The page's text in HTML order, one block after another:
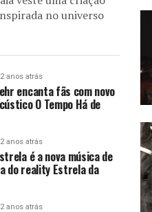
no universo
2 anos atrás
encanta fãs com novo
O Tempo Há de
2 anos atrás
é a nova música de
do reality Estrela da
2 anos atrás